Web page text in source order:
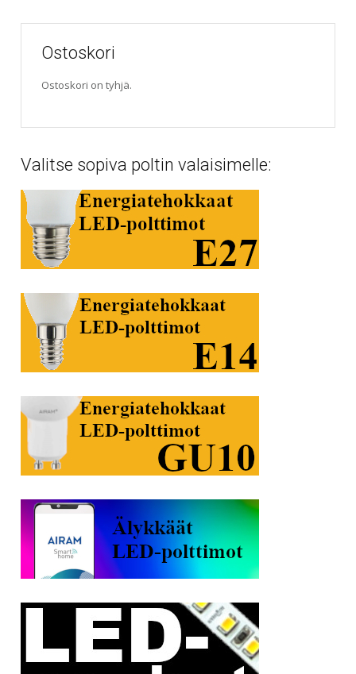
Ostoskori
Ostoskori on tyhjä.
Valitse sopiva poltin valaisimelle: